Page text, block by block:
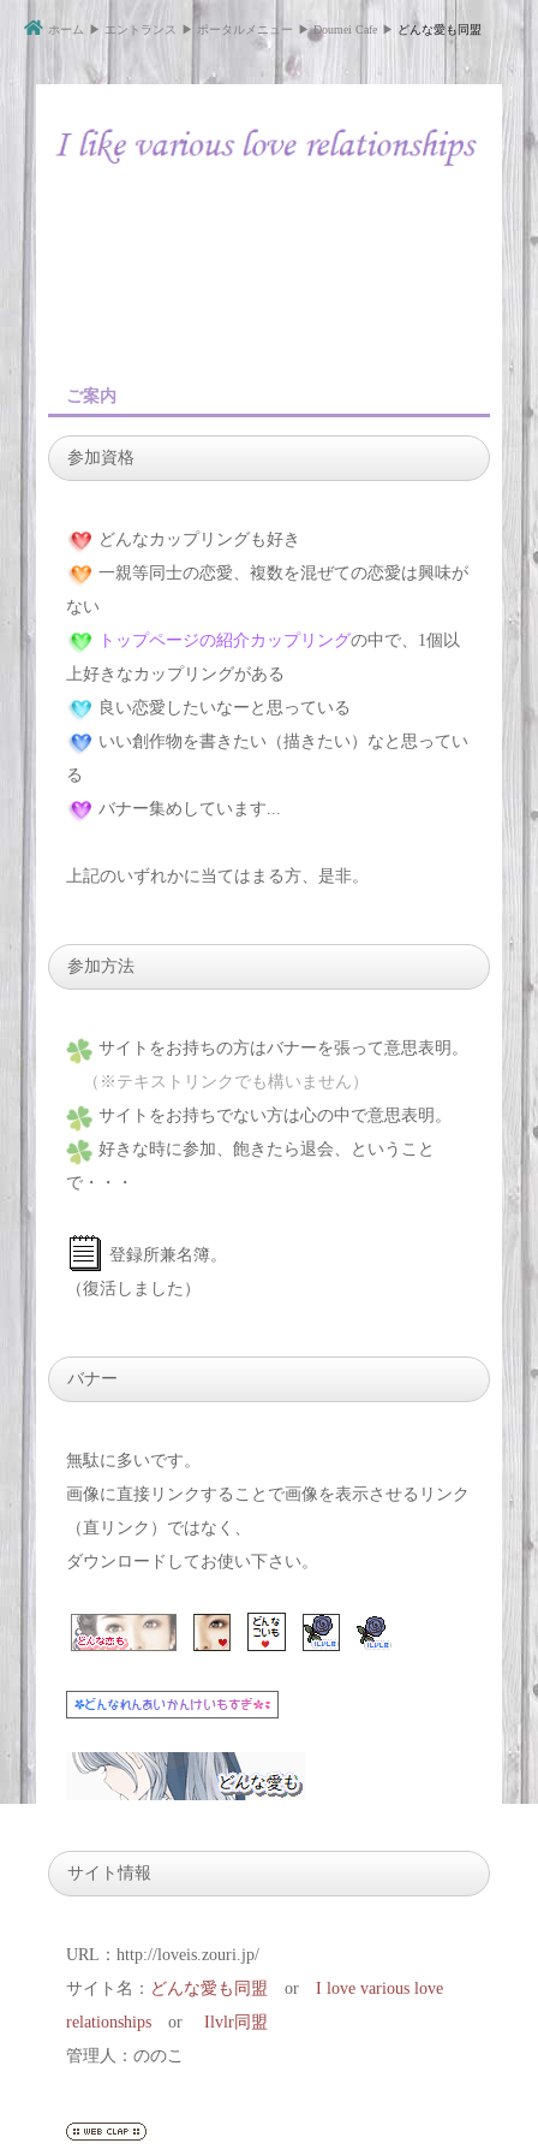
ホーム ▶ エントランス ▶ ポータルメニュー ▶Doumei Cafe ▶ どんな愛も同盟
ご案内
参加資格
どんなカップリングも好き
一親等同士の恋愛、複数を混ぜての恋愛は興味が
ない
トップページの紹介カップリングの中で、1個以
上好きなカップリングがある
良い恋愛したいなーと思っている
いい創作物を書きたい（描きたい）なと思ってい
る
バナー集めしています...
上記のいずれかに当てはまる方、是非。
参加方法
サイトをお持ちの方はバナーを張って意思表明。
（※テキストリンクでも構いません）
サイトをお持ちでない方は心の中で意思表明。
好きな時に参加、飽きたら退会、ということ
で・・・
登録所兼名簿。
（復活しました）
バナー
無駄に多いです。
画像に直接リンクすることで画像を表示させるリンク
（直リンク）ではなく、
ダウンロードしてお使い下さい。
サイト情報
URL：http://loveis.zouri.jp/
サイト名： どんな愛も同盟 or I love various love
relationships or Ilvlr同盟
管理人：ののこ